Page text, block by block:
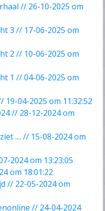
// 26-10-2025 om
3 // 17-06-2025 om
2 // 10-06-2025 om
1 // 04-06-2025 om
04-2025 om 11:32:52
// 28-12-2024 om
.... // 15-08-2024 om
2024 om 13:23:05
om 18:01:22
// 22-05-2024 om
// 24-04-2024